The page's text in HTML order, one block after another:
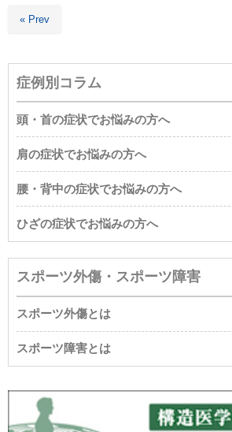
« Prev
症例別コラム
頭・首の症状でお悩みの方へ
肩の症状でお悩みの方へ
腰・背中の症状でお悩みの方へ
ひざの症状でお悩みの方へ
スポーツ外傷・スポーツ障害
スポーツ外傷とは
スポーツ障害とは